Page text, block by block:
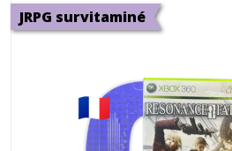
JRPG survitaminé